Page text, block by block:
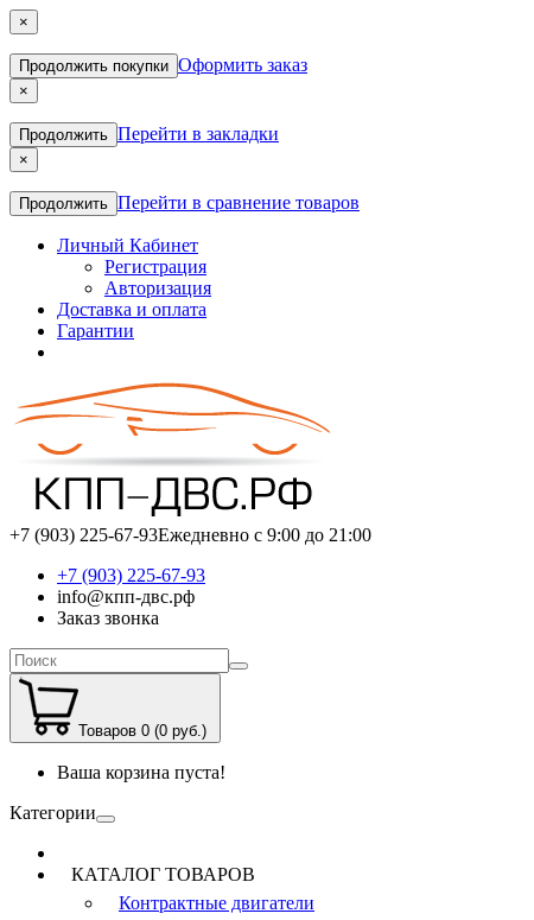
×
Продолжить покупки Оформить заказ
×
Продолжить Перейти в закладки
×
Продолжить Перейти в сравнение товаров
Личный Кабинет
Регистрация
Авторизация
Доставка и оплата
Гарантии
+7 (903) 225-67-93Ежедневно с 9:00 до 21:00
+7 (903) 225-67-93
info@кпп-двс.рф
Заказ звонка
Товаров 0 (0 руб.)
Ваша корзина пуста!
Категории
КАТАЛОГ ТОВАРОВ
Контрактные двигатели